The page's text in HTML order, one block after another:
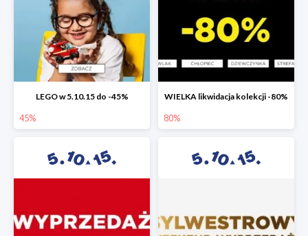
LEGO w 5.10.15 do -45%
45%
WIELKA likwidacja kolekcji -80%
80%